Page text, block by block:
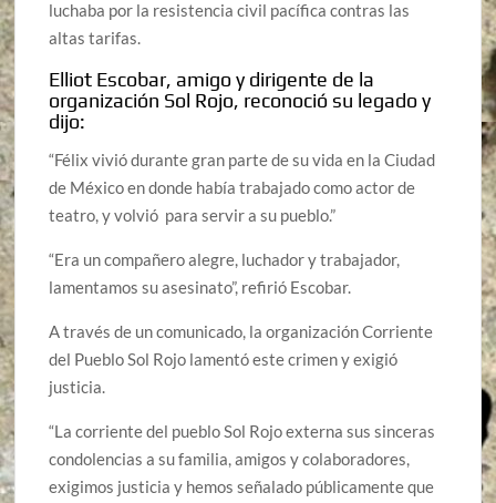
luchaba por la resistencia civil pacífica contras las
altas tarifas.
Elliot Escobar, amigo y dirigente de la
organización Sol Rojo, reconoció su legado y
dijo:
“Félix vivió durante gran parte de su vida en la Ciudad
de México en donde había trabajado como actor de
teatro, y volvió para servir a su pueblo.”
“Era un compañero alegre, luchador y trabajador,
lamentamos su asesinato”, refirió Escobar.
A través de un comunicado, la organización Corriente
del Pueblo Sol Rojo lamentó este crimen y exigió
justicia.
“La corriente del pueblo Sol Rojo externa sus sinceras
condolencias a su familia, amigos y colaboradores,
exigimos justicia y hemos señalado públicamente que